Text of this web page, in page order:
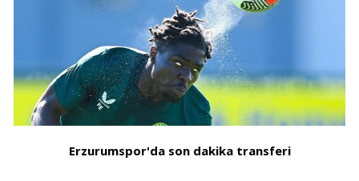
Erzurumspor'da son dakika transferi